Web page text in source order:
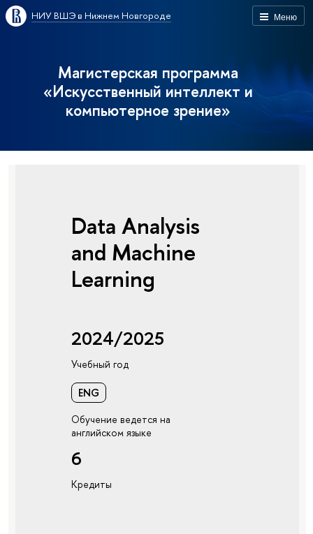
Меню
НИУ ВШЭ в Нижнем Новгороде
Магистерская программа
«Искусственный интеллект и
компьютерное зрение»
Data Analysis
and Machine
Learning
2024/2025
Учебный год
ENG
Обучение ведется на
английском языке
6
Кредиты